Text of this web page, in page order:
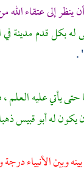
إلى عتقاء الله من
له بكل قدم
"
حتى يأتي عليه العلم
يكون لهأبو قبيس
وبين الأنبياء